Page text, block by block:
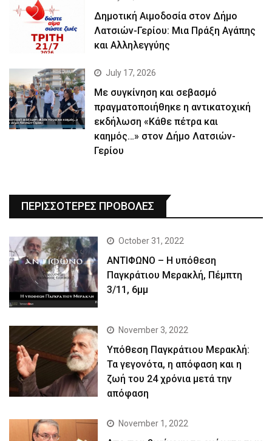
Δημοτική Αιμοδοσία στον Δήμο
Λατσιών-Γερίου: Μια Πράξη Αγάπης
και Αλληλεγγύης
July 17, 2026
Με συγκίνηση και σεβασμό
πραγματοποιήθηκε η αντικατοχική
εκδήλωση «Κάθε πέτρα και
καημός…» στον Δήμο Λατσιών-
Γερίου
ΠΕΡΙΣΣΟΤΕΡΕΣ ΠΡΟΒΟΛΕΣ
October 31, 2022
ΑΝΤΙΦΩΝΟ – Η υπόθεση
Παγκράτιου Μερακλή, Πέμπτη
3/11, 6μμ
November 3, 2022
Yπόθεση Παγκράτιου Μερακλή:
Τα γεγονότα, η απόφαση και η
ζωή του 24 χρόνια μετά την
απόφαση
November 1, 2022